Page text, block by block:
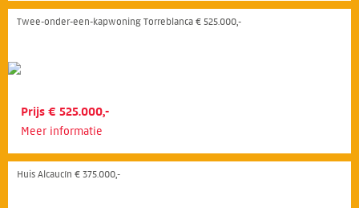
Twee-onder-een-kapwoning Torreblanca € 525.000,-
Prijs € 525.000,-
Meer informatie
Huis Alcaucín € 375.000,-